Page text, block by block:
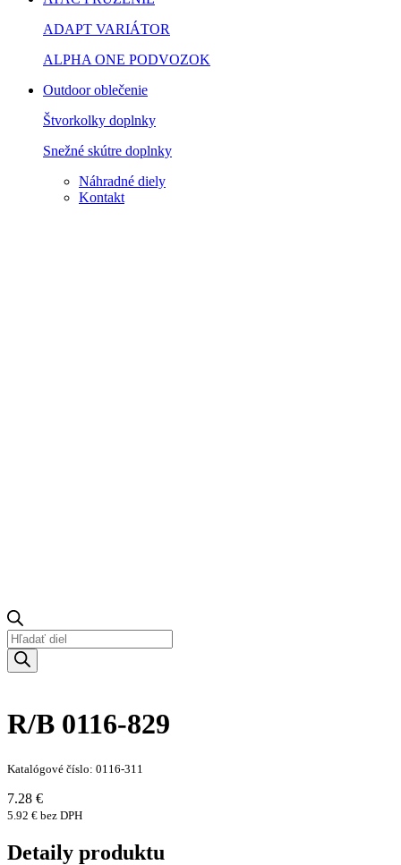
ADAPT VARIÁTOR
ALPHA ONE PODVOZOK
Outdoor oblečenie
Štvorkolky doplnky
Snežné skútre doplnky
Náhradné diely
Kontakt
Products
search
R/B 0116-829
Katalógové číslo: 0116-311
7.28 €
5.92 € bez DPH
Detaily produktu